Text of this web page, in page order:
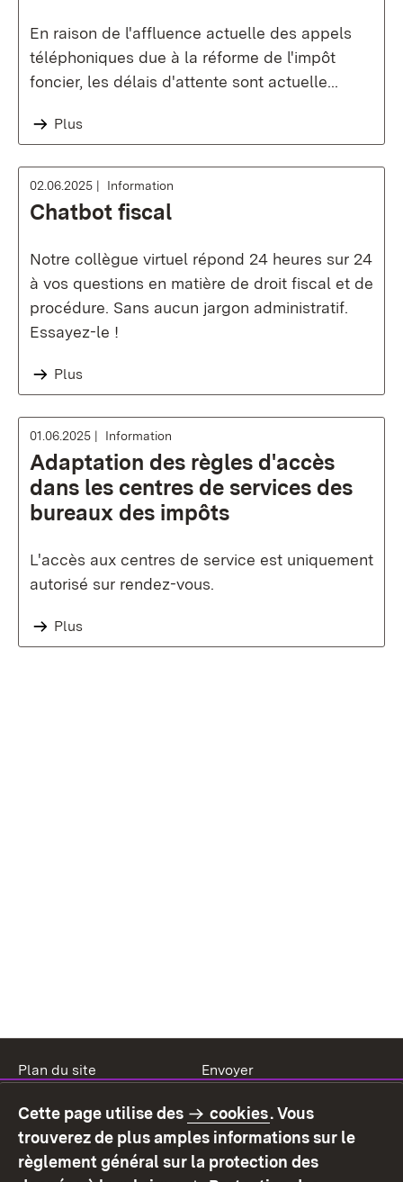
En raison de l'affluence actuelle des appels
téléphoniques due à la réforme de l'impôt
foncier, les délais d'attente sont actuelle...
Plus
02.06.2025 Information
Chatbot fiscal
Notre collègue virtuel répond 24 heures sur 24
à vos questions en matière de droit fiscal et de
procédure. Sans aucun jargon administratif.
Essayez-le !
Plus
01.06.2025 Information
Adaptation des règles d'accès
dans les centres de services des
bureaux des impôts
L'accès aux centres de service est uniquement
autorisé sur rendez-vous.
Plus
Plan du site
Envoyer
Mode d'emploi
Déclaration sur
l'accessibilité
Contact
Signaler un lien brisé
Cette page utilise des cookies. Vous
trouverez de plus amples informations sur le
règlement général sur la protection des